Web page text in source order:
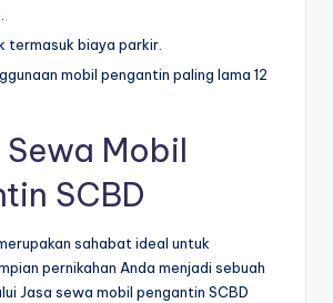
termasuk biaya parkir.
mobil pengantin paling lama 12
Mobil
SCBD
sahabat ideal untuk
pernikahan Anda menjadi sebuah
Jasa sewa mobil pengantin SCBD